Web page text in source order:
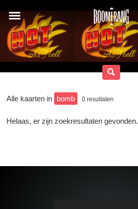
Alle kaarten in bomb 0 resultaten
Helaas, er zijn zoekresultaten gevonden.